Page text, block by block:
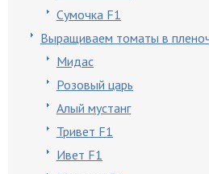
Сумочка F1
Выращиваем томаты в
Мидас
Розовый царь
Алый мустанг
Тривет F1
Ивет F1